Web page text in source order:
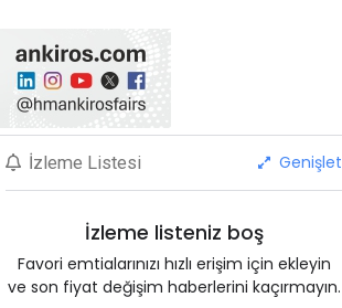
İzleme Listesi Genişlet
İzleme listeniz boş
Favori emtialarınızı hızlı erişim için ekleyin
ve son fiyat değişim haberlerini kaçırmayın.